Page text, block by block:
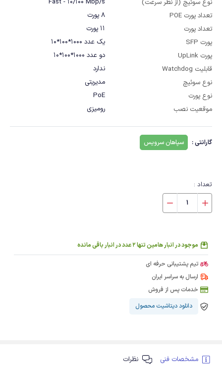
نوع سوئیچ (از نظر سرعت)
Fast - 10/100 Mbp/s
تعداد پورت POE
8 پورت
تعداد پورت
11 پورت
پورت SFP
یک عدد 1000*100*10
پورت UpLink
دو عدد 1000*100*10
قابلیت Watchdog
ندارد
نوع سوئیچ
مدیریتی
نوع پورت
PoE
موقعیت نصب
رومیزی
گارانتی : سپاهان سرویس
تعداد :
موجود در انبار هامین تنها 2 عدد در انبار باقی مانده
تیم پشتیبانی حرفه ای
ارسال به سراسر ایران
خدمات پس از فروش
دانلود دیتاشیت محصول
مشخصات فنی نظرات